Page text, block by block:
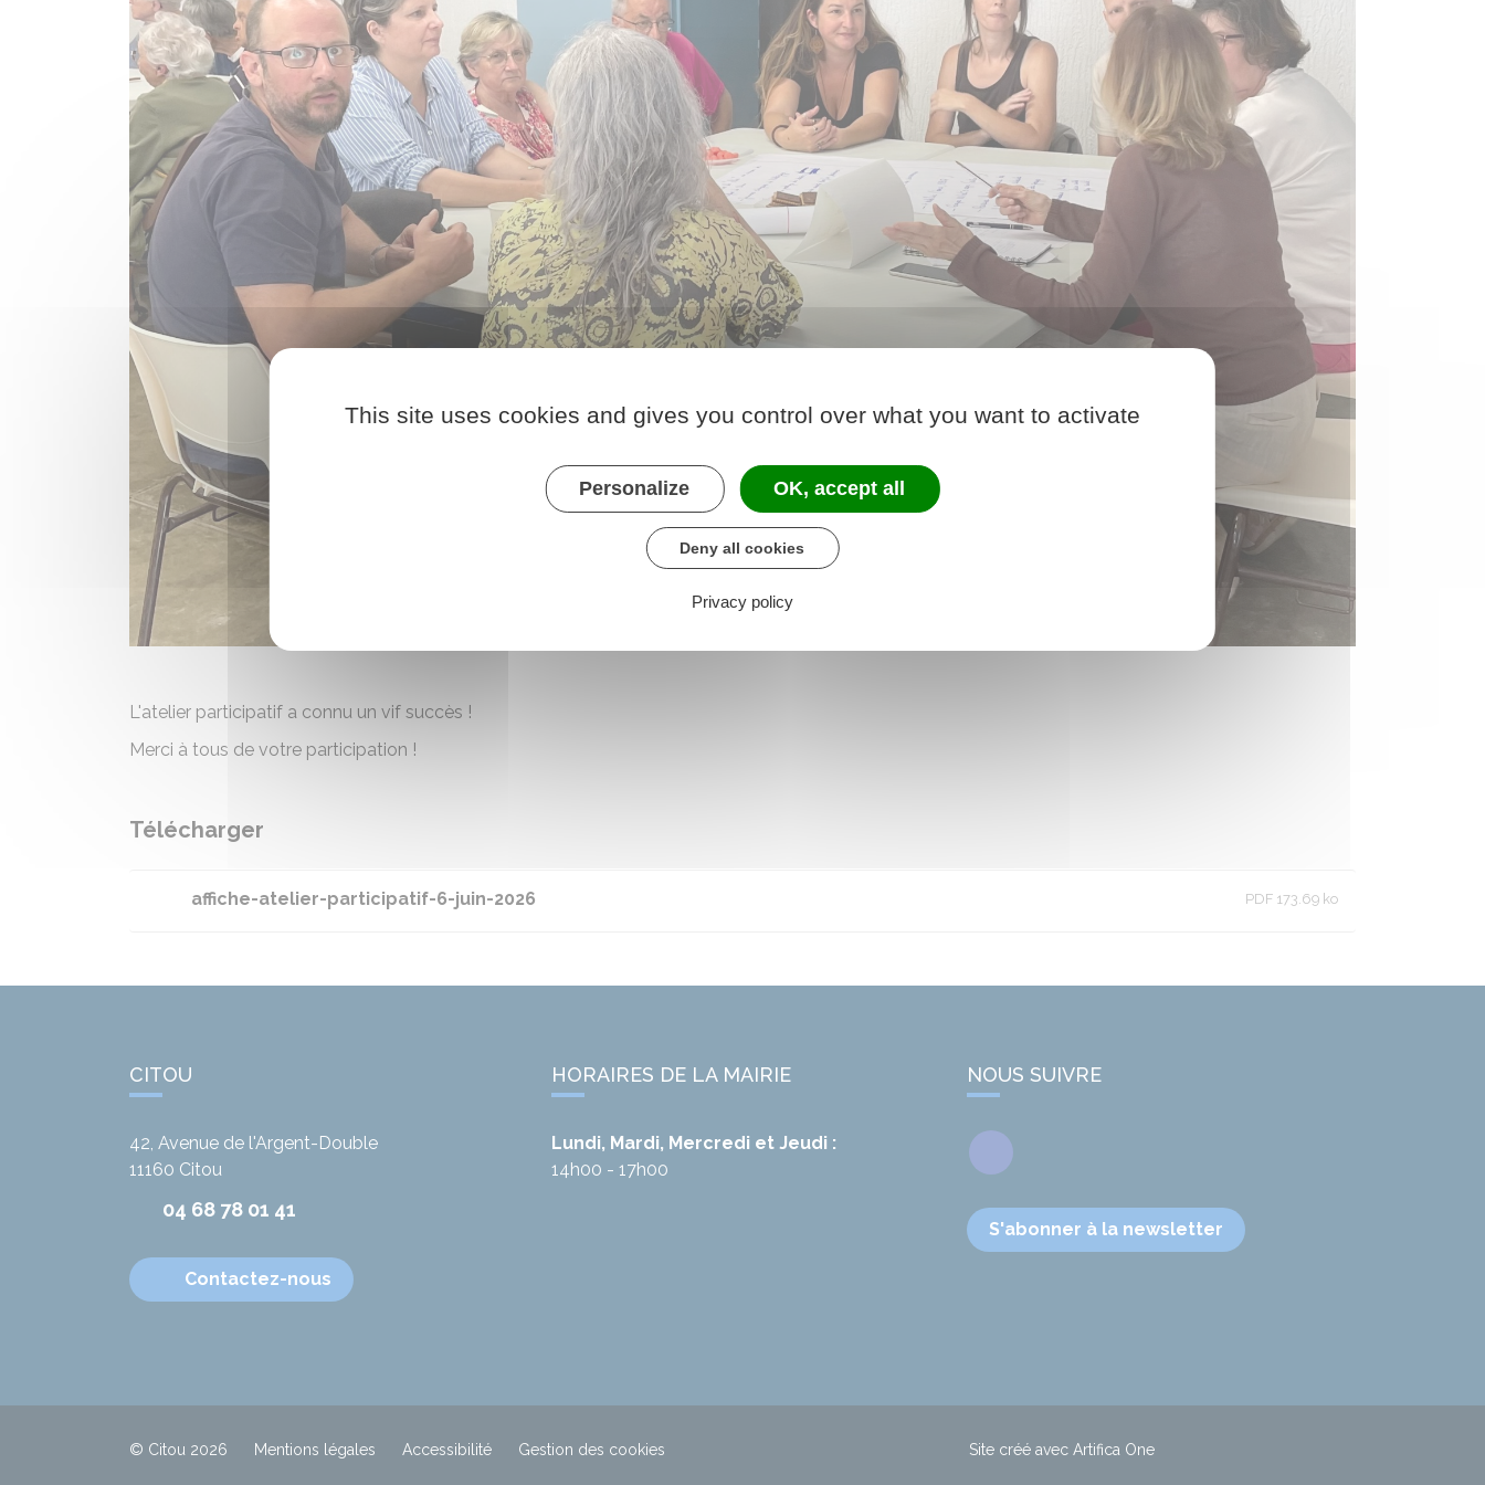
Précédent Suivant
L'atelier participatif a connu un vif succès !
Merci à tous de votre participation !
Télécharger
affiche-atelier-participatif-6-juin-2026 PDF 173.69 ko
CITOU
42, Avenue de l'Argent-Double
11160 Citou
04 68 78 01 41
Contactez-nous
HORAIRES DE LA MAIRIE
Lundi, Mardi, Mercredi et Jeudi :
14h00 - 17h00
NOUS SUIVRE
Facebook
S'abonner à la newsletter
© Citou 2026 Mentions légales Accessibilité Gestion des cookies Site créé avec Artifica One
This site uses cookies and gives you control over what you want to activate
Personalize OK, accept all
Deny all cookies
Privacy policy